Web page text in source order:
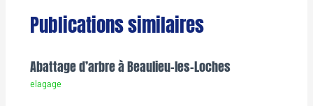
Publications similaires
Abattage d’arbre à Beaulieu-les-Loches
elagage